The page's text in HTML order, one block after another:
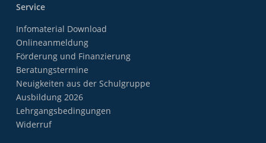
Service
Infomaterial Download
Onlineanmeldung
Förderung und Finanzierung
Beratungstermine
Neuigkeiten aus der Schulgruppe
Ausbildung 2026
Lehrgangsbedingungen
Widerruf